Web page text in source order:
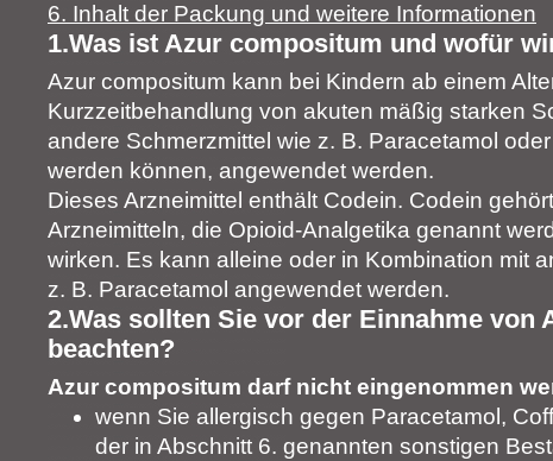
6. Inhalt der Packung und weitere Informationen
1.Was ist Azur compositum und wofür
Azur compositum kann bei Kindern ab einem
Kurzzeitbehandlung von akuten mäßig starken
andere Schmerzmittel wie z. B. Paracetamol
werden können, angewendet werden.
Dieses Arzneimittel enthält Codein. Codein
Arzneimitteln, die Opioid-Analgetika genannt
wirken. Es kann alleine oder in Kombination mit
z. B. Paracetamol angewendet werden.
2.Was sollten Sie vor der Einnahme von
beachten?
Azur compositum darf nicht eingenommen
wenn Sie allergisch gegen Paracetamol,
der in Abschnitt 6. genannten sonstigen